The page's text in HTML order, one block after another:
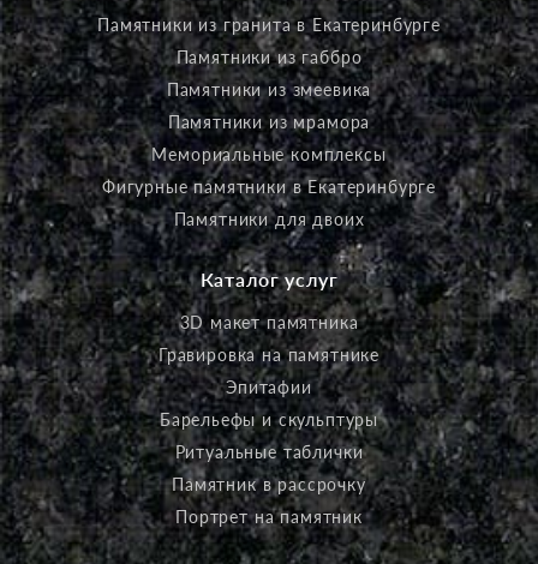
Памятники из гранита в Екатеринбурге
Памятники из габбро
Памятники из змеевика
Памятники из мрамора
Мемориальные комплексы
Фигурные памятники в Екатеринбурге
Памятники для двоих
Каталог услуг
3D макет памятника
Гравировка на памятнике
Эпитафии
Барельефы и скульптуры
Ритуальные таблички
Памятник в рассрочку
Портрет на памятник